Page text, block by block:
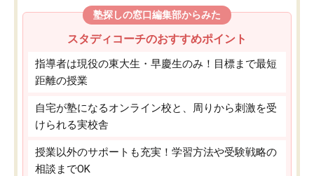
塾探しの窓口編集部からみた
スタディコーチのおすすめポイント
指導者は現役の東大生・早慶生のみ！目標まで最短
距離の授業
自宅が塾になるオンライン校と、周りから刺激を受
けられる実校舎
授業以外のサポートも充実！学習方法や受験戦略の
相談までOK